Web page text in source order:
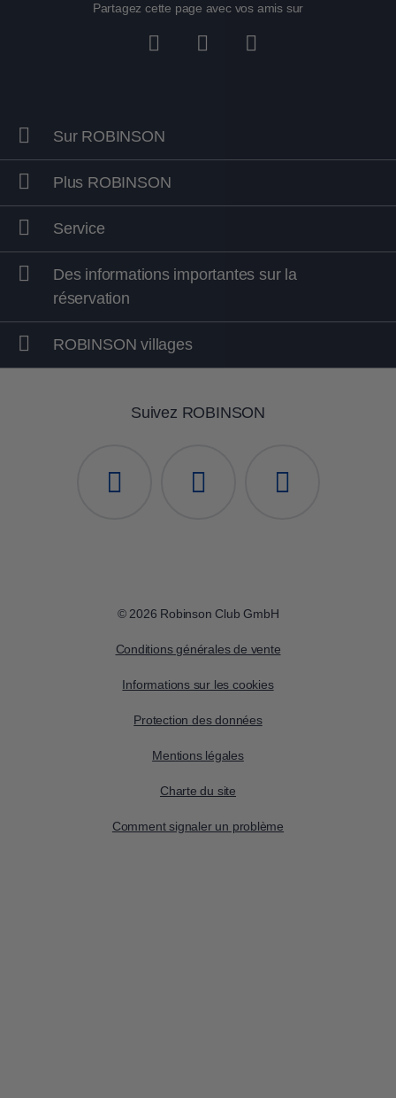
Vacances aux Maldives
En savoir plus
Partagez cette page avec vos amis sur
Sur ROBINSON
Plus ROBINSON
Service
Des informations importantes sur la
réservation
ROBINSON villages
Suivez ROBINSON
© 2026 Robinson Club GmbH
Conditions générales de vente
Informations sur les cookies
Protection des données
Mentions légales
Charte du site
Comment signaler un problème